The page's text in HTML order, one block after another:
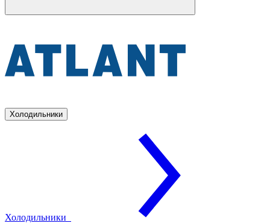
Холодильники
Холодильники